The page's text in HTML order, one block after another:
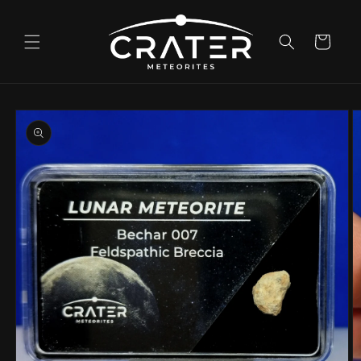
al contenido
Carrito
directamente
a la
información